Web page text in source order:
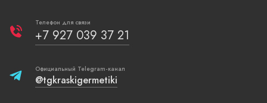
Телефон для связи
+7 927 039 37 21
Официальный Telegram-канал
@tgkraskigermetiki